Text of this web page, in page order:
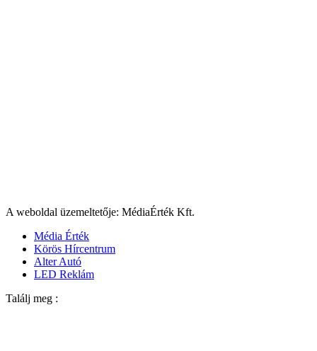
A weboldal üzemeltetője: MédiaÉrték Kft.
Média Érték
Körös Hírcentrum
Alter Autó
LED Reklám
Találj meg :